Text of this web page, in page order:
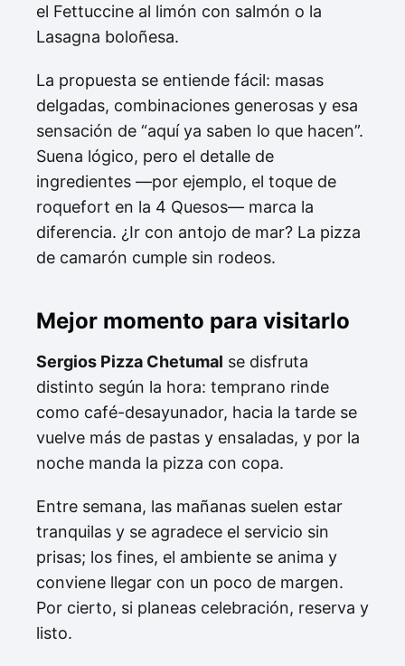
el Fettuccine al limón con salmón o la
Lasagna boloñesa.
La propuesta se entiende fácil: masas
delgadas, combinaciones generosas y esa
sensación de “aquí ya saben lo que hacen”.
Suena lógico, pero el detalle de
ingredientes —por ejemplo, el toque de
roquefort en la 4 Quesos— marca la
diferencia. ¿Ir con antojo de mar? La pizza
de camarón cumple sin rodeos.
Mejor momento para visitarlo
Sergios Pizza Chetumal se disfruta
distinto según la hora: temprano rinde
como café-desayunador, hacia la tarde se
vuelve más de pastas y ensaladas, y por la
noche manda la pizza con copa.
Entre semana, las mañanas suelen estar
tranquilas y se agradece el servicio sin
prisas; los fines, el ambiente se anima y
conviene llegar con un poco de margen.
Por cierto, si planeas celebración, reserva y
listo.